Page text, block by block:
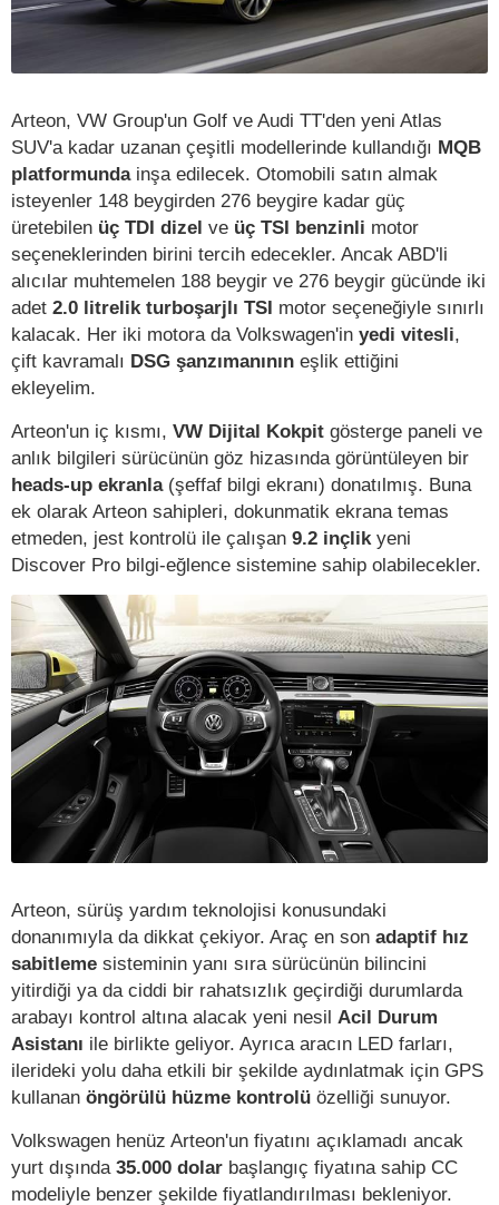
Arteon, VW Group'un Golf ve Audi TT'den yeni Atlas
SUV'a kadar uzanan çeşitli modellerinde kullandığı MQB
platformundainşa edilecek. Otomobili satın almak
isteyenler 148 beygirden 276 beygire kadar güç
üretebilen üç TDI dizel ve üç TSI benzinli motor
seçeneklerinden birini tercih edecekler. Ancak ABD'li
alıcılar muhtemelen 188 beygir ve 276 beygir gücünde iki
adet 2.0 litrelik turboşarjlı TSI motor seçeneğiyle sınırlı
kalacak. Her iki motora da Volkswagen'in yedi vitesli,
çift kavramalı DSG şanzımanının eşlik ettiğini
ekleyelim.
Arteon'un iç kısmı, VW Dijital Kokpit gösterge paneli ve
anlık bilgileri sürücünün göz hizasında görüntüleyen bir
heads-up ekranla(şeffaf bilgi ekranı) donatılmış. Buna
ek olarak Arteon sahipleri, dokunmatik ekrana temas
etmeden, jest kontrolü ile çalışan 9.2 inçlikyeni
Discover Pro bilgi-eğlence sistemine sahip olabilecekler.
Arteon, sürüş yardım teknolojisi konusundaki
donanımıyla da dikkat çekiyor. Araç en son adaptif hız
sabitleme sisteminin yanı sıra sürücünün bilincini
yitirdiği ya da ciddi bir rahatsızlık geçirdiği durumlarda
arabayı kontrol altına alacak yeni nesil Acil Durum
Asistanı ile birlikte geliyor. Ayrıca aracın LED farları,
ilerideki yolu daha etkili bir şekilde aydınlatmak için GPS
kullanan öngörülü hüzme kontrolü özelliği sunuyor.
Volkswagen henüz Arteon'un fiyatını açıklamadı ancak
yurt dışında 35.000 dolar başlangıç fiyatına sahip CC
modeliyle benzer şekilde fiyatlandırılması bekleniyor.